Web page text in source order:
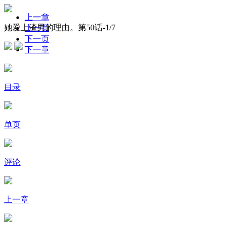
她爱上渣男的理由。第50话-1/7
上一章
上一页
下一页
下一章
目录
单页
评论
上一章